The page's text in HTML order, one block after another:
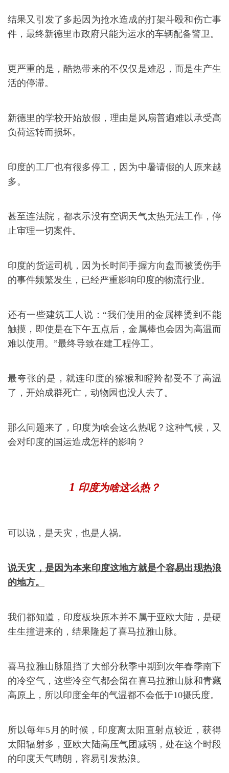
结果又引发了多起因为抢水造成的打架斗殴和伤亡事
件，最终新德里市政府只能为运水的车辆配备警卫。
更严重的是，酷热带来的不仅仅是难忍，而是生产生
活的停滞。
新德里的学校开始放假，理由是风扇普遍难以承受高
负荷运转而损坏。
印度的工厂也有很多停工，因为中暑请假的人原来越
多。
甚至连法院，都表示没有空调天气太热无法工作，停
止审理一切案件。
印度的货运司机，因为长时间手握方向盘而被烫伤手
的事件频繁发生，已经严重影响印度的物流行业。
还有一些建筑工人说：“我们使用的金属棒烫到不能
触摸，即使是在下午五点后，金属棒也会因为高温而
难以使用。”最终导致在建工程停工。
最夸张的是，就连印度的猕猴和瞪羚都受不了高温
了，开始成群死亡，动物园也没人去了。
那么问题来了，印度为啥会这么热呢？这种气候，又
会对印度的国运造成怎样的影响？
1 印度为啥这么热？
可以说，是天灾，也是人祸。
说天灾，是因为本来印度这地方就是个容易出现热浪
的地方。
我们都知道，印度板块原本并不属于亚欧大陆，是硬
生生撞进来的，结果隆起了喜马拉雅山脉。
喜马拉雅山脉阻挡了大部分秋季中期到次年春季南下
的冷空气，这些冷空气都会留在喜马拉雅山脉和青藏
高原上，所以印度全年的气温都不会低于10摄氏度。
所以每年5月的时候，印度离太阳直射点较近，获得
太阳辐射多，亚欧大陆高压气团减弱，处在这个时段
的印度天气晴朗，容易引发热浪。